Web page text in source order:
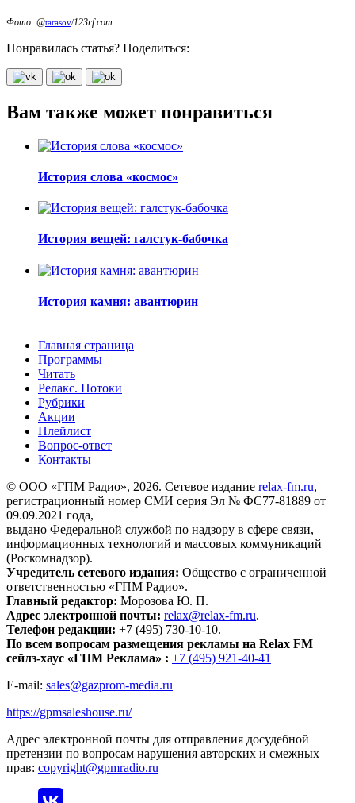
Фото: @tarasov/123rf.com
Понравилась статья? Поделиться:
Вам также может понравиться
История слова «космос»
История вещей: галстук-бабочка
История камня: авантюрин
Главная страница
Программы
Читать
Релакс. Потоки
Рубрики
Акции
Плейлист
Вопрос-ответ
Контакты
© ООО «ГПМ Радио», 2026. Сетевое издание relax-fm.ru,
регистрационный номер СМИ серия Эл № ФС77-81889 от
09.09.2021 года,
выдано Федеральной службой по надзору в сфере связи,
информационных технологий и массовых коммуникаций
(Роскомнадзор).
Учредитель сетевого издания: Общество с ограниченной
ответственностью «ГПМ Радио».
Главный редактор: Морозова Ю. П.
Адрес электронной почты: relax@relax-fm.ru.
Телефон редакции: +7 (495) 730-10-10.
По всем вопросам размещения рекламы на Relax FM
сейлз-хаус «ГПМ Реклама» : +7 (495) 921-40-41
E-mail: sales@gazprom-media.ru
https://gpmsaleshouse.ru/
Адрес электронной почты для отправления досудебной
претензии по вопросам нарушения авторских и смежных
прав: copyright@gpmradio.ru